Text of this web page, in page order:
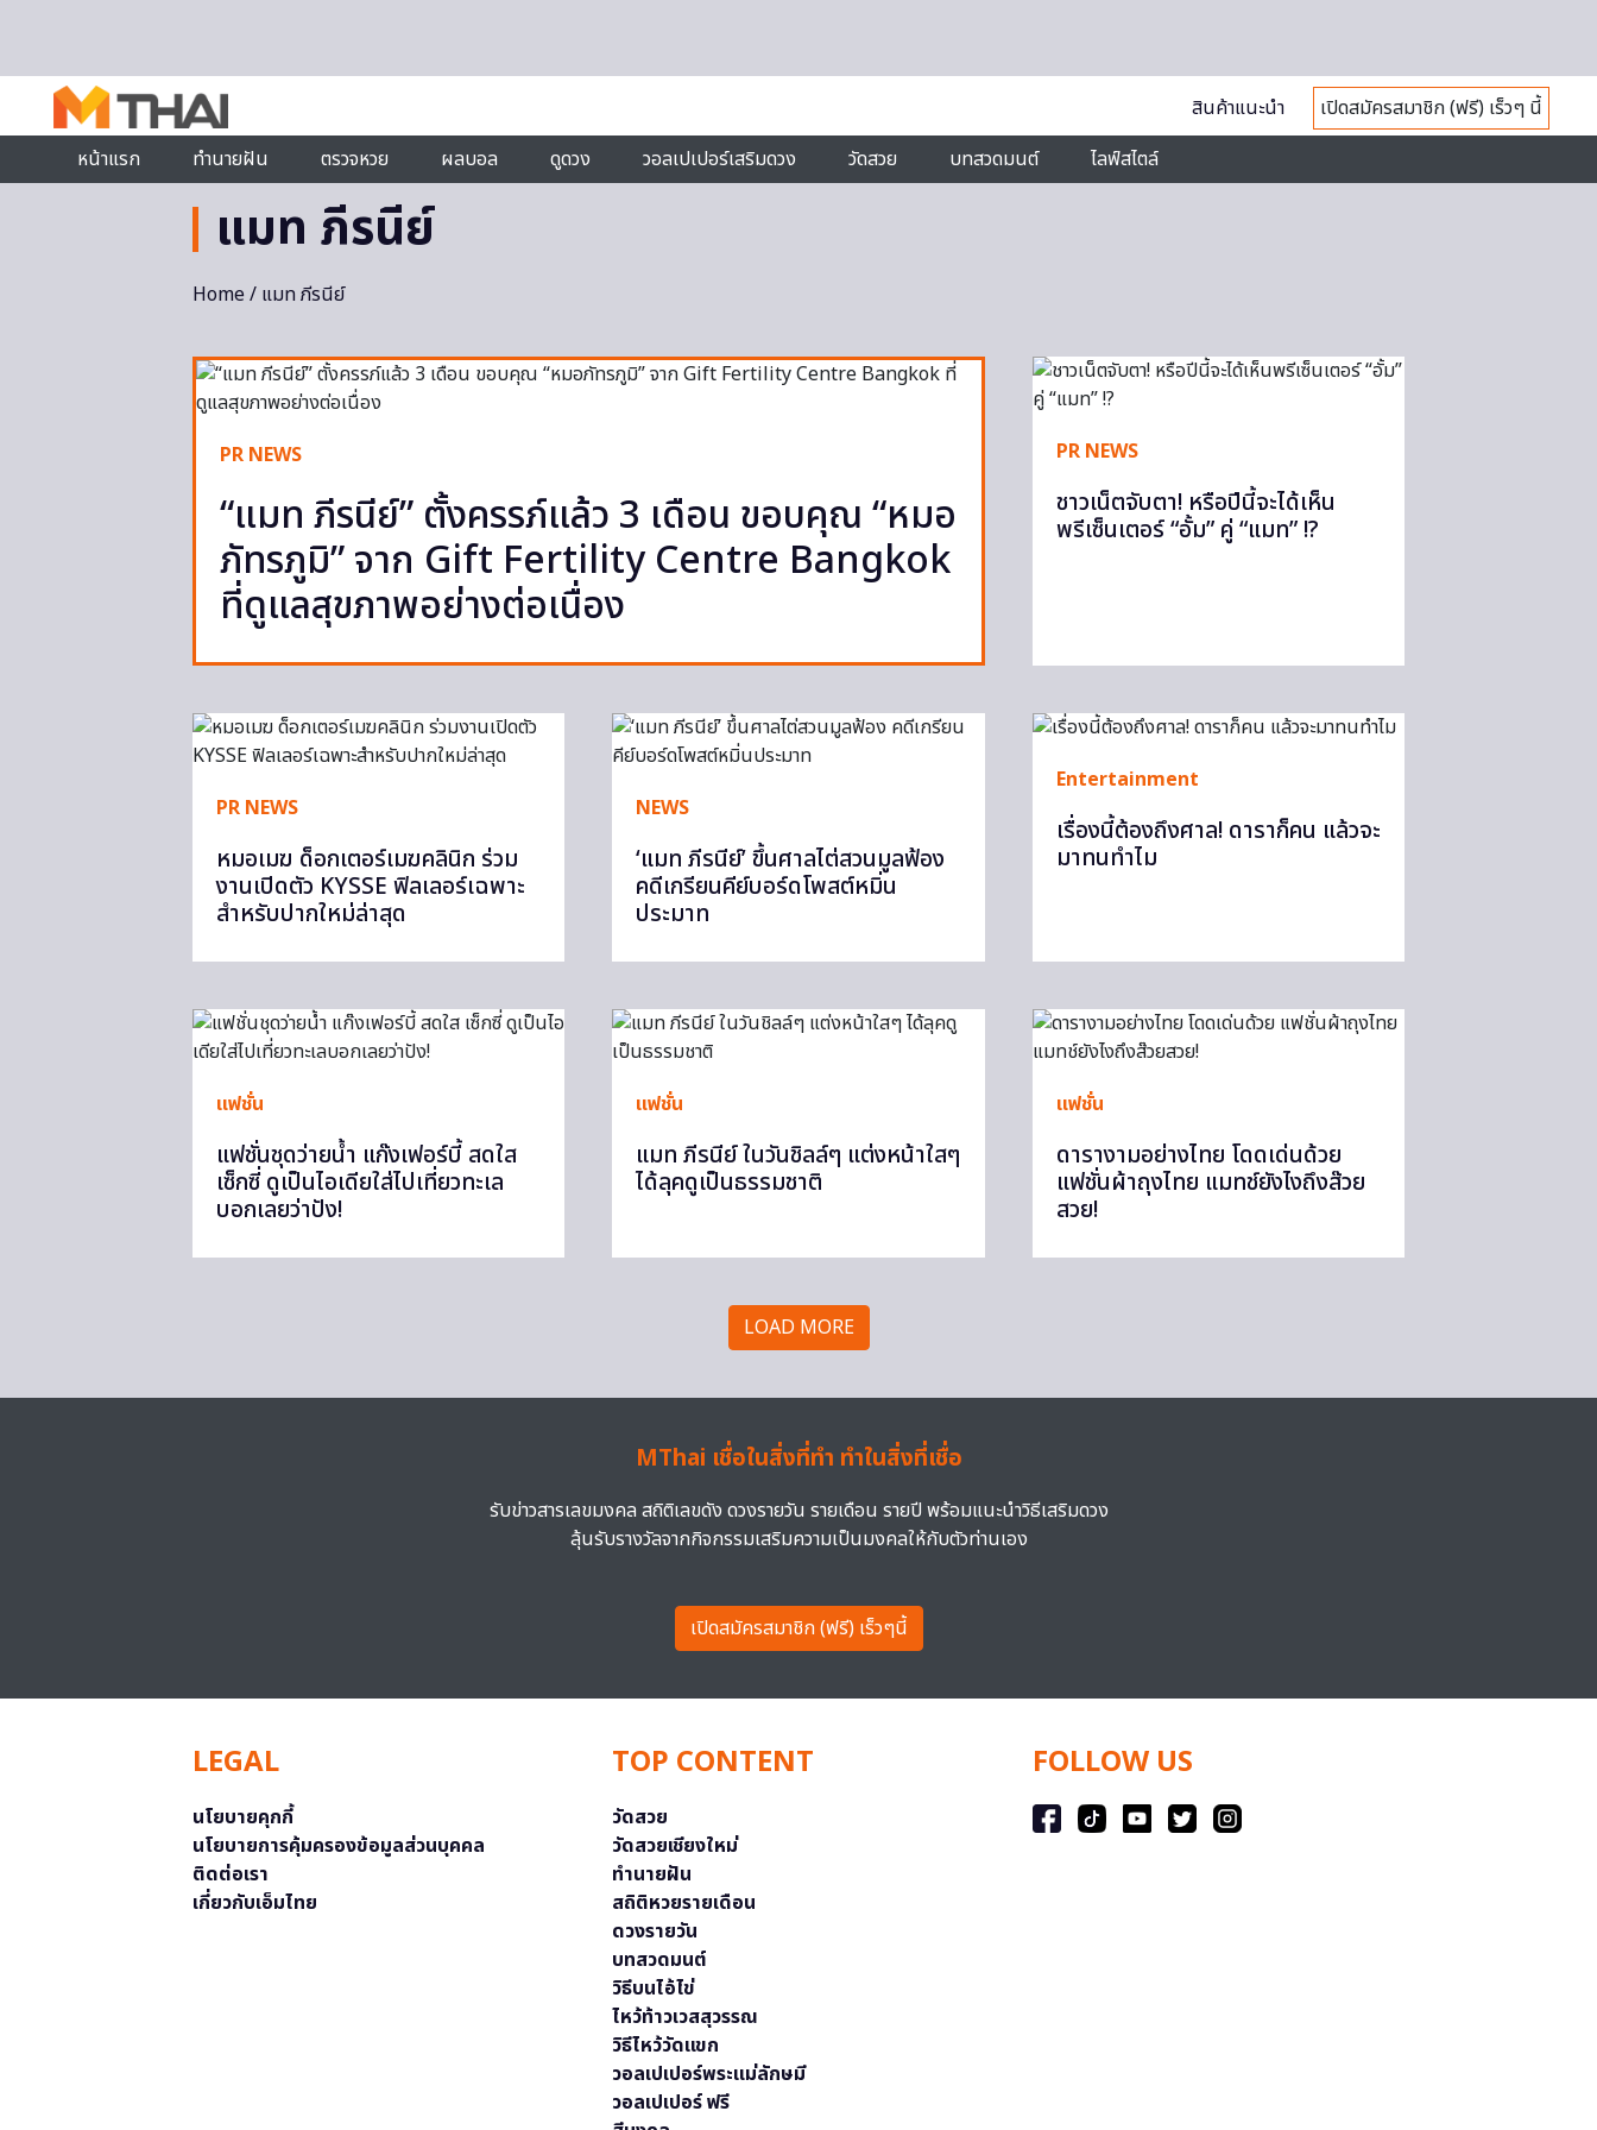
สินค้าแนะนำ
เปิดสมัครสมาชิก (ฟรี) เร็วๆ นี้
หน้าแรก
ทำนายฝัน ตรวจหวย ผลบอล ดูดวง วอลเปเปอร์เสริมดวง วัดสวย บทสวดมนต์ ไลฟ์สไตล์
แมท ภีรนีย์
Home/ แมท ภีรนีย์
PR NEWS
“แมท ภีรนีย์” ตั้งครรภ์แล้ว 3 เดือน ขอบคุณ “หมอ
ภัทรภูมิ” จาก Gift Fertility Centre Bangkok
ที่ดูแลสุขภาพอย่างต่อเนื่อง
PR NEWS
ชาวเน็ตจับตา! หรือปีนี้จะได้เห็น
พรีเซ็นเตอร์ “อั้ม” คู่ “แมท” !?
PR NEWS
หมอเมฆ ด็อกเตอร์เมฆคลินิก ร่วม
งานเปิดตัว KYSSE ฟิลเลอร์เฉพาะ
สำหรับปากใหม่ล่าสุด
NEWS
‘แมท ภีรนีย์’ ขึ้นศาลไต่สวนมูลฟ้อง
คดีเกรียนคีย์บอร์ดโพสต์หมิ่น
ประมาท
Entertainment
เรื่องนี้ต้องถึงศาล! ดาราก็คน แล้วจะ
มาทนทำไม
แฟชั่น
แฟชั่นชุดว่ายน้ำ แก๊งเฟอร์บี้ สดใส
เซ็กซี่ ดูเป็นไอเดียใส่ไปเที่ยวทะเล
บอกเลยว่าปัง!
แฟชั่น
แมท ภีรนีย์ ในวันชิลล์ๆ แต่งหน้าใสๆ
ได้ลุคดูเป็นธรรมชาติ
แฟชั่น
ดารางามอย่างไทย โดดเด่นด้วย
แฟชั่นผ้าถุงไทย แมทช์ยังไงถึงส๊วย
สวย!
LOAD MORE
MThai เชื่อในสิ่งที่ทำ ทำในสิ่งที่เชื่อ
รับข่าวสารเลขมงคล สถิติเลขดัง ดวงรายวัน รายเดือน รายปี พร้อมแนะนำวิธีเสริมดวง
ลุ้นรับรางวัลจากกิจกรรมเสริมความเป็นมงคลให้กับตัวท่านเอง
เปิดสมัครสมาชิก (ฟรี) เร็วๆนี้
LEGAL
นโยบายคุกกี้
นโยบายการคุ้มครองข้อมูลส่วนบุคคล
ติดต่อเรา
เกี่ยวกับเอ็มไทย
TOP CONTENT
วัดสวย
วัดสวยเชียงใหม่
ทำนายฝัน
สถิติหวยรายเดือน
ดวงรายวัน
บทสวดมนต์
วิธีบนไอ้ไข่
ไหว้ท้าวเวสสุวรรณ
วิธีไหว้วัดแขก
วอลเปเปอร์พระแม่ลักษมี
วอลเปเปอร์ ฟรี
FOLLOW US